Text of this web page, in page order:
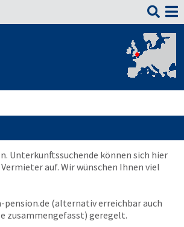

Unterkunftssuchende können sich hier
auf. Wir wünschen Ihnen viel
pension.de (alternativ erreichbar auch
zusammengefasst) geregelt.